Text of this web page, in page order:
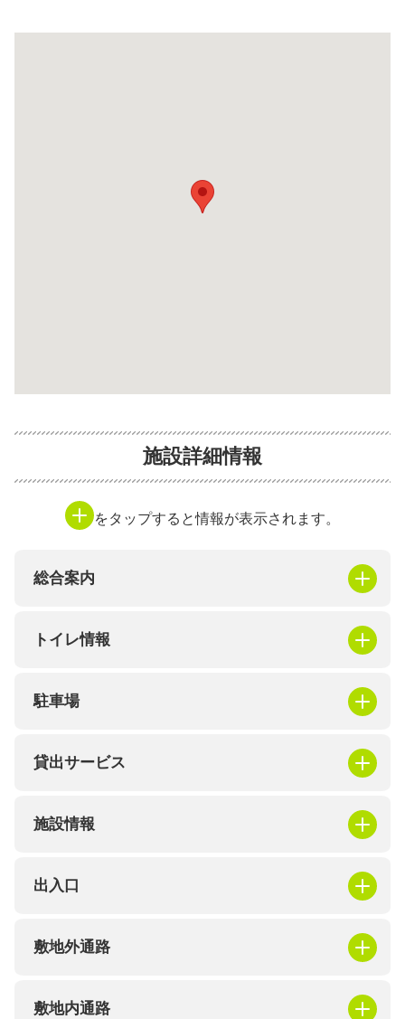
施設詳細情報
をタップすると情報が表示されます。
総合案内
トイレ情報
駐車場
貸出サービス
施設情報
出入口
敷地外通路
敷地内通路